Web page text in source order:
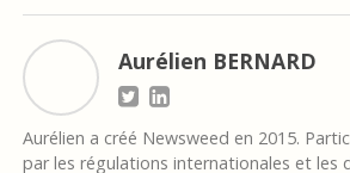
Aurélien BERNARD
Aurélien a créé Newsweed en 2015.
par les régulations internationales et les